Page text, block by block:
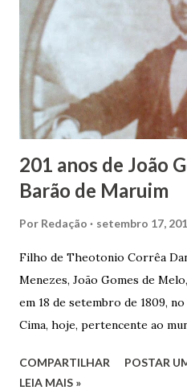
garçon, dono de bar, de
panificação. “Ao contrário de
raízes e procuram obscurecer
em defender o pão como
que trabalhar copiosamente
trocas de gorjetas que c...
201 anos de João
Barão de Maruim
Por Redação setembro 17,
Filho de Theotonio Corrêa
Menezes, João Gomes de
em 18 de setembro de 1809,
Cima, hoje, pertencente ao
José de Faro Leitão, porém o
COMPARTILHAR
POSTAR
LEIA MAIS »